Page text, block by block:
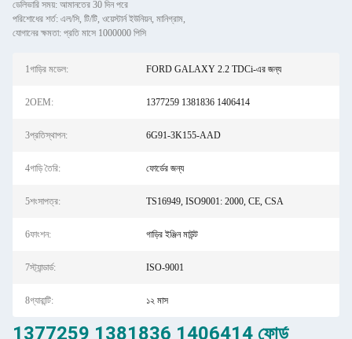
ডেলিভারি সময়: আমানতের 30 দিন পরে
পরিশোধের শর্ত: এল/সি, টি/টি, ওয়েস্টার্ন ইউনিয়ন, মানিগ্রাম,
যোগানের ক্ষমতা: প্রতি মাসে 1000000 পিসি
1গাড়ির মডেল: FORD GALAXY 2.2 TDCi-এর জন্য
2OEM: 1377259 1381836 1406414
3প্রতিস্থাপন: 6G91-3K155-AAD
4গাড়ি তৈরি: ফোর্ডের জন্য
5শংসাপত্র: TS16949, ISO9001: 2000, CE, CSA
6ফাংশন: গাড়ির ইঞ্জিন মাউন্ট
7স্ট্যান্ডার্ড: ISO-9001
8গ্যারান্টি: ১২ মাস
1377259 1381836 1406414 ফোর্ড